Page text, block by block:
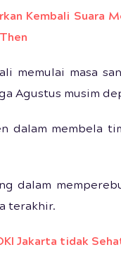
Kembali Suara
memulai masa
Agustus musim
dalam membela
dalam
terakhir.
Jakarta tidak